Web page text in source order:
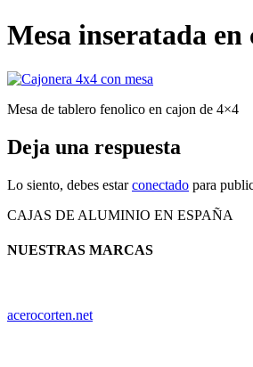
Mesa inseratada
Mesa de tablero fenolico en cajon de 4×4
Deja una respuesta
Lo siento, debes estarconectado para
CAJAS DE ALUMINIO EN ESPAÑA
NUESTRAS MARCAS
acerocorten.net